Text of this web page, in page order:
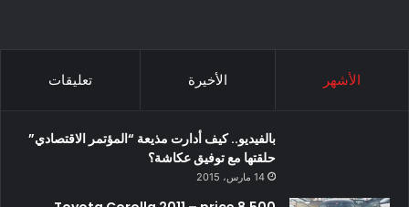
الأشهر الأخيرة تعليقات
بالفيديو.. كيف أدارت مذيعة “المؤتمر الاقتصادي”
حلقتها مع توفيق عكاشة؟
14 مارس، 2015